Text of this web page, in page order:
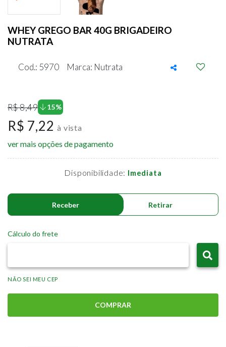
WHEY GREGO BAR 40G BRIGADEIRO
NUTRATA
Cod.: 5970 Marca: Nutrata
R$ 8,49 15%
R$ 7,22à vista
ver mais opções de pagamento
Disponibilidade: Imediata
Receber Retirar
Cálculo do frete
NÃO SEI MEU CEP
COMPRAR